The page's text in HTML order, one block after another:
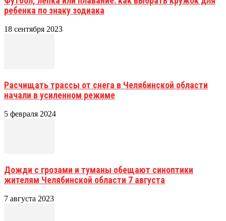
ребенка по знаку зодиака
18 сентября 2023
Расчищать трассы от снега в Челябинской области
начали в усиленном режиме
5 февраля 2024
Дожди с грозами и туманы обещают синоптики
жителям Челябинской области 7 августа
7 августа 2023